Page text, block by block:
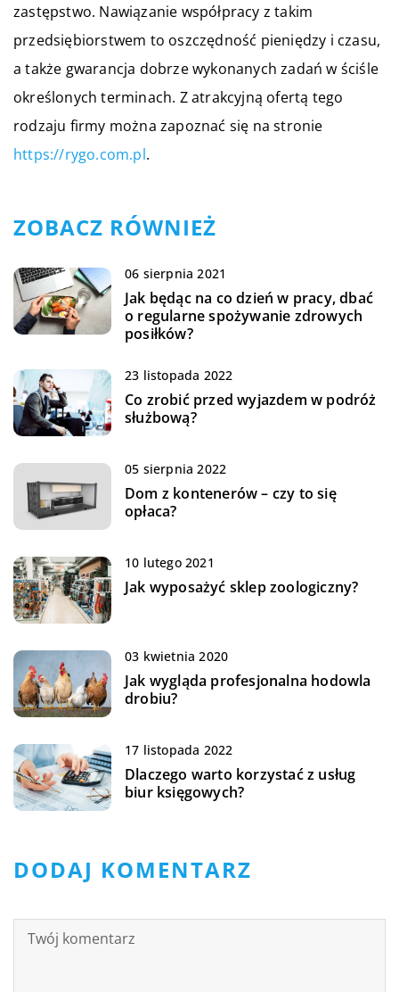
zastępstwo. Nawiązanie współpracy z takim
przedsiębiorstwem to oszczędność pieniędzy i czasu,
a także gwarancja dobrze wykonanych zadań w ściśle
określonych terminach. Z atrakcyjną ofertą tego
rodzaju firmy można zapoznać się na stronie
https://rygo.com.pl.
ZOBACZ RÓWNIEŻ
06 sierpnia 2021
Jak będąc na co dzień w pracy, dbać
o regularne spożywanie zdrowych
posiłków?
23 listopada 2022
Co zrobić przed wyjazdem w podróż
służbową?
05 sierpnia 2022
Dom z kontenerów – czy to się
opłaca?
10 lutego 2021
Jak wyposażyć sklep zoologiczny?
03 kwietnia 2020
Jak wygląda profesjonalna hodowla
drobiu?
17 listopada 2022
Dlaczego warto korzystać z usług
biur księgowych?
DODAJ KOMENTARZ